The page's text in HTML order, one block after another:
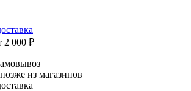
2 000 ₽
из магазинов